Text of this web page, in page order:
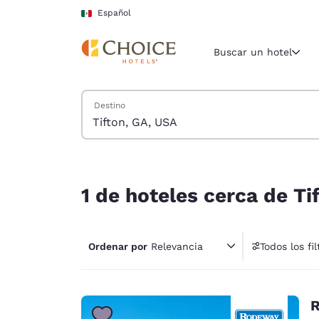
Pasar A Contenido Principal
Español
Región y
México
América
English
Buscar un hotel
Buscar hoteles
Destino
1 de hoteles cerca de
Ordenar por Relevancia Todos los
1